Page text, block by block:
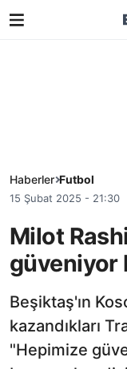
Haberler Futbol
15 Şubat 2025 - 21:30
Milot
güveniyor
Beşiktaş'ın
kazandıkları
"Hepimize